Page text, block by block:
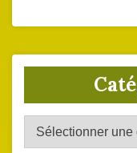
Catégories
du